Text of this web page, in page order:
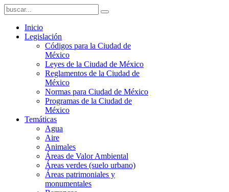
Inicio
Legislación
Códigos para la Ciudad de
México
Leyes de la Ciudad de México
Reglamentos de la Ciudad de
México
Normas para Ciudad de México
Programas de la Ciudad de
México
Temáticas
Agua
Aire
Animales
Áreas de Valor Ambiental
Áreas verdes (suelo urbano)
Áreas patrimoniales y
monumentales